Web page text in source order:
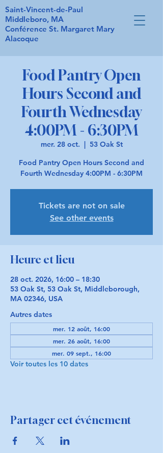
Saint-Vincent-de-Paul
Middleboro, MA
Conférence St. Margaret Mary
Alacoque
Food Pantry Open
Hours Second and
Fourth Wednesday
4:00PM - 6:30PM
mer. 28 oct.
  |
53 Oak St
Food Pantry Open Hours Second and
Fourth Wednesday 4:00PM - 6:30PM
Tickets are not on sale
See other events
Heure et lieu
28 oct. 2026, 16:00 – 18:30
53 Oak St, 53 Oak St, Middleborough,
MA 02346, USA
Autres dates
mer. 12 août, 16:00
mer. 26 août, 16:00
mer. 09 sept., 16:00
Voir toutes les 10 dates
Partager cet événement